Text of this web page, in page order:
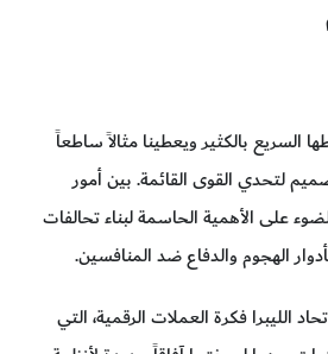
السريع بالكثير ويعطينا مثالاً ساطعاً
لتحدي القوى القائمة. بين أمور
على الأهمية الحاسمة لبناء تحالفات
الهجوم والدفاع ضد المنافسين.
الليبرا فكرة العملات الرقمية، التي